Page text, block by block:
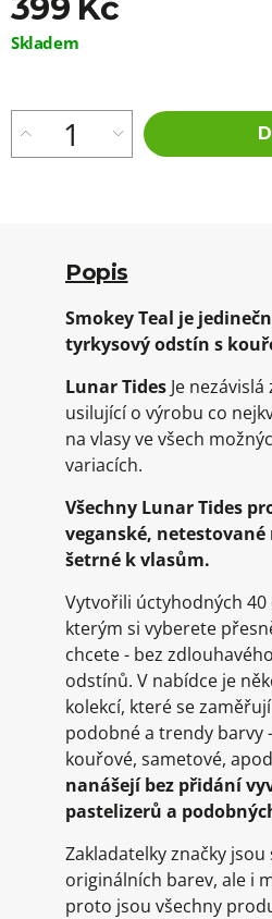
399 Kč
Měrná
Skladem
Popis
Smokey Teal je
tyrkysový odstín s
Lunar Tides Je
usilující o výrobu co
na vlasy ve všech
variacích.
Všechny Lunar Tides
veganské,
šetrné k vlasům.
Vytvořili úctyhodných
kterým si vyberete
chcete - bez
odstínů. V nabídce je
kolekcí, které se
podobné a trendy barvy
kouřové, sametové,
nanášejí bez přidání
pastelizerů a
Zakladatelky značky
originálních barev, ale i
proto jsou všechny